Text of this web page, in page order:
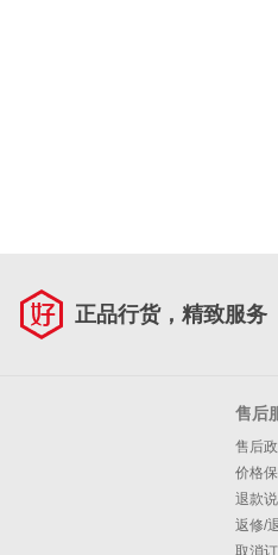
正品行货，精致服务
售后
售后
价格
退款
返修/
取消